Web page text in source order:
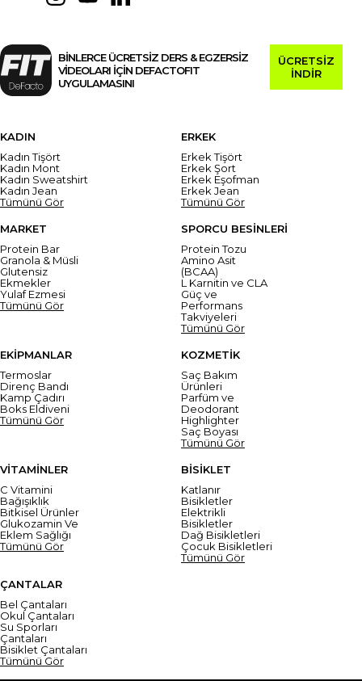
BİNLERCE ÜCRETSİZ DERS & EGZERSİZ
VİDEOLARI İÇİN DEFACTOFIT
UYGULAMASINI
ÜCRETSİZ
İNDİR
KADIN
Kadın Tişört
Kadın Mont
Kadın Sweatshirt
Kadın Jean
Tümünü Gör
ERKEK
Erkek Tişört
Erkek Şort
Erkek Eşofman
Erkek Jean
Tümünü Gör
MARKET
Protein Bar
Granola & Müsli
Glutensiz
Ekmekler
Yulaf Ezmesi
Tümünü Gör
SPORCU BESİNLERİ
Protein Tozu
Amino Asit
(BCAA)
L Karnitin ve CLA
Güç ve
Performans
Takviyeleri
Tümünü Gör
EKİPMANLAR
Termoslar
Direnç Bandı
Kamp Çadırı
Boks Eldiveni
Tümünü Gör
KOZMETİK
Saç Bakım
Ürünleri
Parfüm ve
Deodorant
Highlighter
Saç Boyası
Tümünü Gör
VİTAMİNLER
C Vitamini
Bağışıklık
Bitkisel Ürünler
Glukozamin Ve
Eklem Sağlığı
Tümünü Gör
BİSİKLET
Katlanır
Bisikletler
Elektrikli
Bisikletler
Dağ Bisikletleri
Çocuk Bisikletleri
Tümünü Gör
ÇANTALAR
Bel Çantaları
Okul Çantaları
Su Sporları
Çantaları
Bisiklet Çantaları
Tümünü Gör